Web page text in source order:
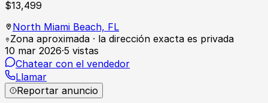
$13,499
North Miami Beach, FL
Zona aproximada · la dirección exacta es privada
10 mar 2026·5 vistas
Chatear con el vendedor
Llamar
Reportar anuncio